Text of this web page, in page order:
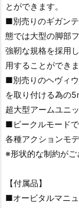
とができます。
■別売りのギガン
態では大型の脚部
強靭な規格を採用
用することができま
■別売りのヘヴィ
を取り付ける為の
超大型アームユニ
■ビークルモード
各種アクションモ
※形状的な制約がご
【付属品】
■オービタルマニ